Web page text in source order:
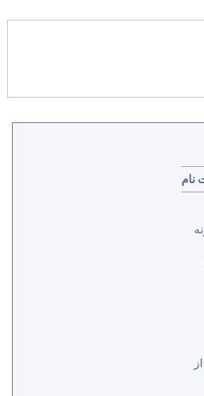
نام